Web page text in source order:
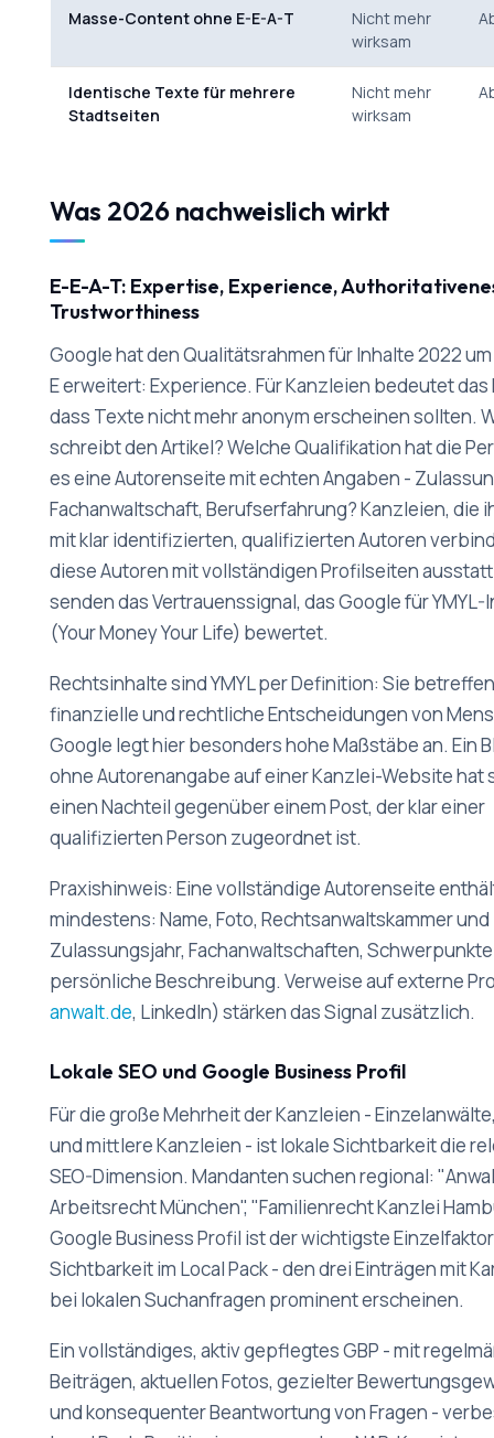
Masse-Content ohne E-E-A-T
Nicht mehr
wirksam
Identische Texte für mehrere
Stadtseiten
Nicht mehr
wirksam
Was 2026 nachweislich wirkt
E-E-A-T: Expertise, Experience,
Trustworthiness
Google hat den Qualitätsrahmen für Inhalte 2022
E erweitert: Experience. Für Kanzleien bedeutet das
dass Texte nicht mehr anonym erscheinen sollten.
schreibt den Artikel? Welche Qualifikation hat die
es eine Autorenseite mit echten Angaben -
Fachanwaltschaft, Berufserfahrung? Kanzleien, die
mit klar identifizierten, qualifizierten Autoren
diese Autoren mit vollständigen Profilseiten
senden das Vertrauenssignal, das Google für YMYL-
(Your Money Your Life) bewertet.
Rechtsinhalte sind YMYL per Definition: Sie betreffen
finanzielle und rechtliche Entscheidungen von
Google legt hier besonders hohe Maßstäbe an. Ein
ohne Autorenangabe auf einer Kanzlei-Website hat
einen Nachteil gegenüber einem Post, der klar einer
qualifizierten Person zugeordnet ist.
Praxishinweis: Eine vollständige Autorenseite
mindestens: Name, Foto, Rechtsanwaltskammer und
Zulassungsjahr, Fachanwaltschaften,
persönliche Beschreibung. Verweise auf externe
anwalt.de, LinkedIn) stärken das Signal zusätzlich.
Lokale SEO und Google Business Profil
Für die große Mehrheit der Kanzleien -
und mittlere Kanzleien - ist lokale Sichtbarkeit die
SEO-Dimension. Mandanten suchen regional:
Arbeitsrecht München", "Familienrecht Kanzlei
Google Business Profil ist der wichtigste
Sichtbarkeit im Local Pack - den drei Einträgen mit
bei lokalen Suchanfragen prominent erscheinen.
Ein vollständiges, aktiv gepflegtes GBP - mit
Beiträgen, aktuellen Fotos, gezielter
und konsequenter Beantwortung von Fragen -